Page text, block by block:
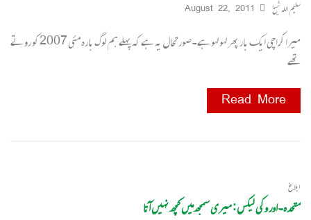
سلیم اللہ شیخ August 22, 2011
میرا کراچی ایک بار پھر لہو لہو ہے۔صورتحال یہ ہے کہ پہلے ہم لوگ بارہ مئی 2007 کو روتے
تھے
Read More
ابلاغ
متحدہ۔اور وکی لیکس : میری سمجھ میں کچھ نہیں آتا